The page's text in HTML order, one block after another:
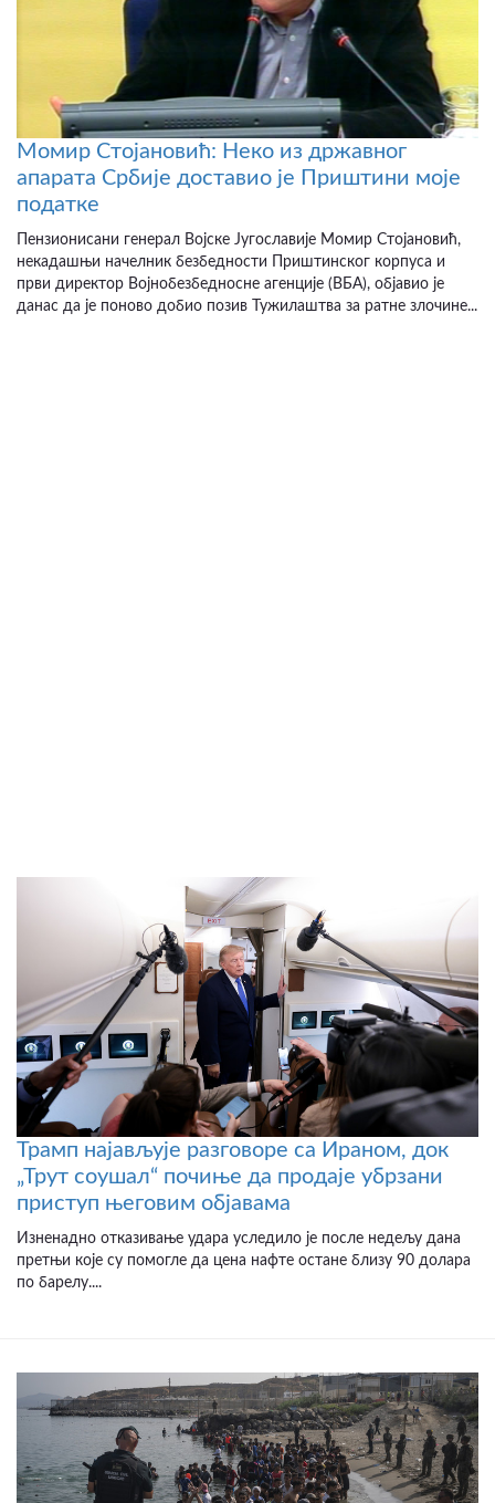
Момир Стојановић: Неко из државног
апарата Србије доставио је Приштини моје
податке
Пензионисани генерал Војске Југославије Момир Стојановић,
некадашњи начелник безбедности Приштинског корпуса и
први директор Војнобезбедносне агенције (ВБА), објавио је
данас да је поново добио позив Тужилаштва за ратне злочине...
Трамп најављује разговоре са Ираном, док
„Трут соушал“ почиње да продаје убрзани
приступ његовим објавама
Изненадно отказивање удара уследило је после недељу дана
претњи које су помогле да цена нафте остане близу 90 долара
по барелу....